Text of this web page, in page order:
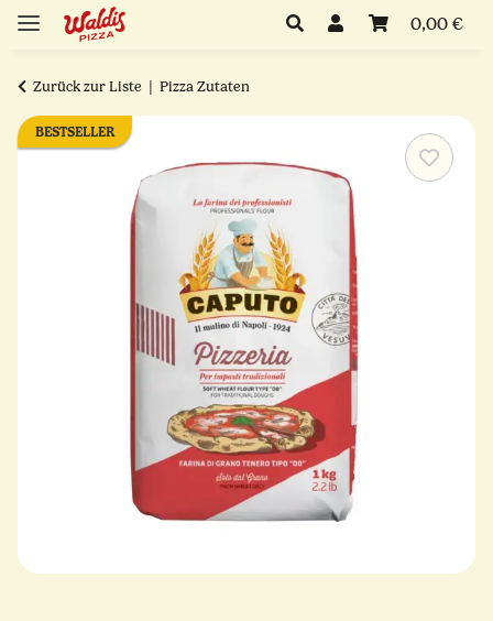
0,00 €
Zurück zur Liste Pizza Zutaten
BESTSELLER